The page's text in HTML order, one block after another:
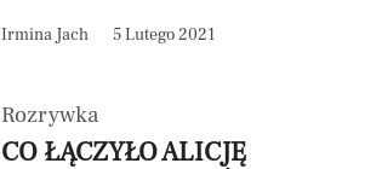
Irmina Jach 5 Lutego 2021
Rozrywka
CO ŁĄCZYŁO ALICJĘ